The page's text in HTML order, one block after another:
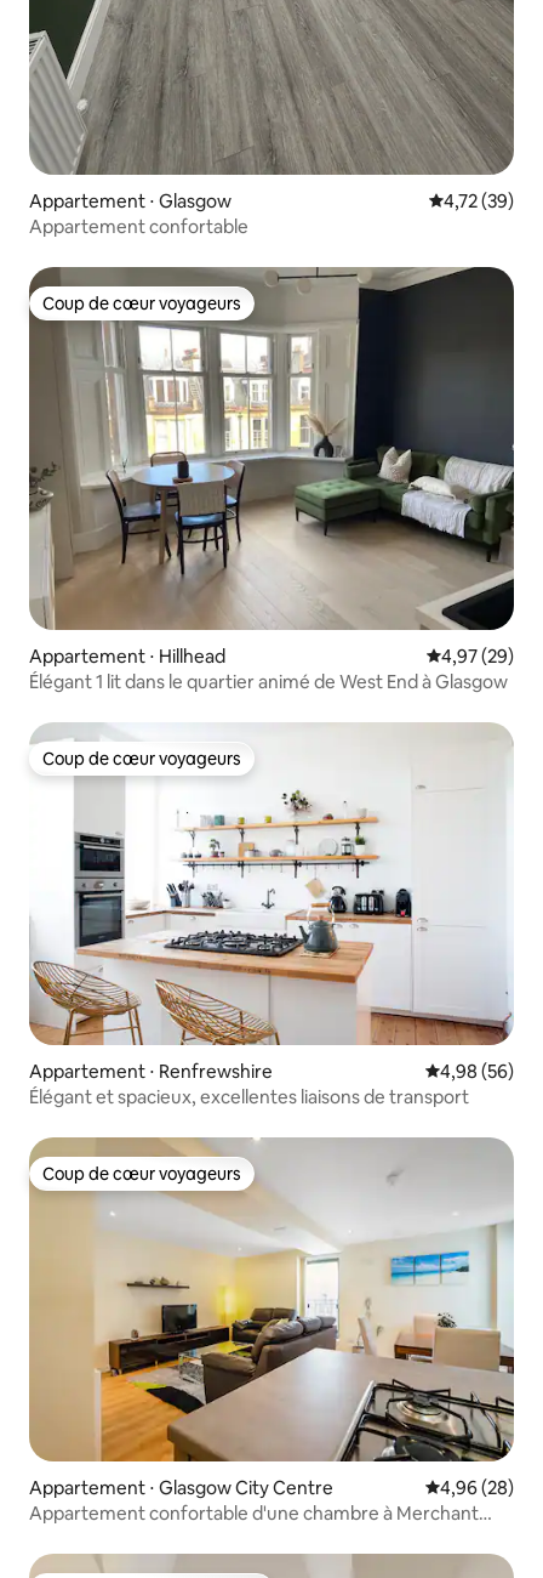
Appartement ⋅ Glasgow Évaluation
4,72 (39)
Appartement confortable
Coup de cœur voyageurs
Coup de cœur voyageurs
Appartement ⋅ Hillhead Évaluation
4,97 (29)
Élégant 1 lit dans le quartier animé de West End à Glasgow
Coup de cœur voyageurs
Coup de cœur voyageurs
Appartement ⋅ Renfrewshire Évaluation
4,98 (56)
Élégant et spacieux, excellentes liaisons de transport
Coup de cœur voyageurs
Coup de cœur voyageurs
Appartement ⋅ Glasgow City Centre Évaluation
4,96 (28)
Appartement confortable d'une chambre à Merchant